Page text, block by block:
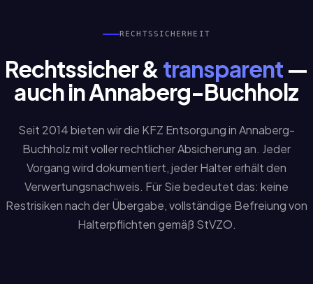
RECHTSSICHERHEIT
Rechtssicher & transparent—
auch in Annaberg-Buchholz
Seit 2014 bieten wir die KFZ Entsorgung in Annaberg-
Buchholz mit voller rechtlicher Absicherung an. Jeder
Vorgang wird dokumentiert, jeder Halter erhält den
Verwertungsnachweis. Für Sie bedeutet das: keine
Restrisiken nach der Übergabe, vollständige Befreiung von
Halterpflichten gemäß StVZO.